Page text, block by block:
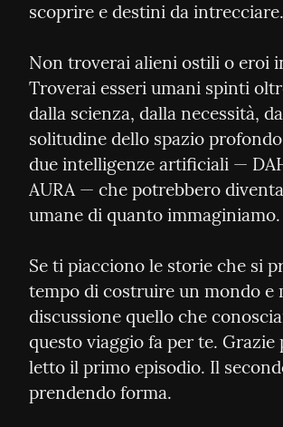
scoprire e destini da intrecciare.
Non troverai alieni ostili o eroi
Troverai esseri umani spinti
dalla scienza, dalla necessità,
solitudine dello spazio
due intelligenze artificiali —
AURA — che potrebbero
umane di quanto immaginiamo.
Se ti piacciono le storie che si
tempo di costruire un mondo e
discussione quello che
questo viaggio fa per te. Grazie
letto il primo episodio. Il
prendendo forma.